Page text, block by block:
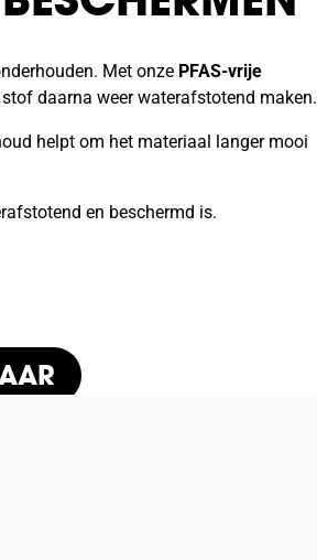
Met onze PFAS-vrije
daarna weer waterafstotend maken.
helpt om het materiaal langer mooi
en beschermd is.